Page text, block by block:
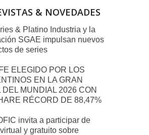
& NOVEDADES
& Platino Industria y la
SGAE impulsan nuevos
de series
ELEGIDO POR LOS
EN LA GRAN
DEL MUNDIAL 2026 CON
RÉCORD DE 88,47%
invita a participar de
y gratuito sobre